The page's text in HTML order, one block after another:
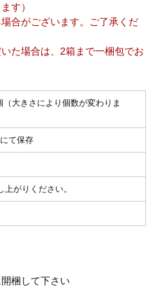
す）
合がございます。ご了承くだ
た場合は、2箱まで一梱包でお
大きさにより個数が変わりま
て保存
がりください。
梱して下さい